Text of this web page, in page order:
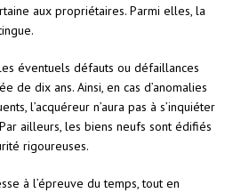
aux propriétaires. Parmi elles, la
éventuels défauts ou défaillances
de dix ans. Ainsi, en cas d’anomalies
l’acquéreur n’aura pas à s’inquiéter
ailleurs, les biens neufs sont édifiés
rigoureuses.
à l’épreuve du temps, tout en